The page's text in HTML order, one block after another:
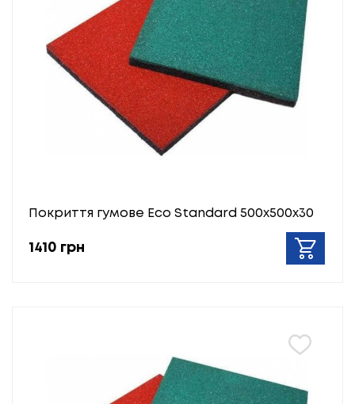
Покриття гумове Eco Standard 500х500х30
1410 грн